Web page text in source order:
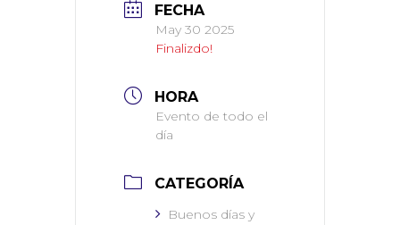
FECHA
May 30 2025
Finalizdo!
HORA
Evento de todo el
día
CATEGORÍA
Buenos días y